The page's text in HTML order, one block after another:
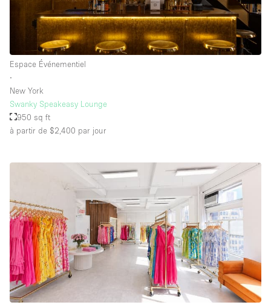
Espace Événementiel
∙
New York
Swanky Speakeasy Lounge
950 sq ft
à partir de $2,400 par jour